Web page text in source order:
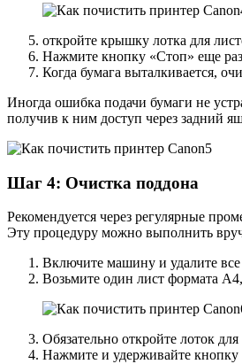
откройте крышку лотка для
Нажмите кнопку «Стоп» еще
Когда бумага выталкивается,
Иногда ошибка подачи бумаги не
получив к ним доступ через задний
Шаг 4: Очистка поддона
Рекомендуется через регулярные
Эту процедуру можно выполнить
Включите машину и удалите все
Возьмите один лист формата
Обязательно откройте лоток
Нажмите и удерживайте кнопку